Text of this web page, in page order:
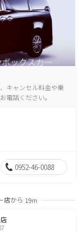
キャンセル料金や乗
電話ください。
0952-46-0088
店から 19m